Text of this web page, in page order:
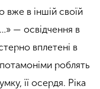
вже в іншій своїй
— освідчення в
вплетені в
роблять
її осердя. Ріка